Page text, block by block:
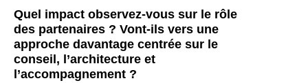
Quel impact observez-vous sur le rôle
des partenaires ? Vont-ils vers une
approche davantage centrée sur le
conseil, l’architecture et
l’accompagnement ?